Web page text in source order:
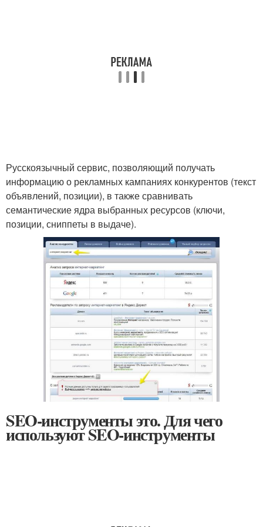
Русскоязычный сервис, позволяющий получать
информацию о рекламных кампаниях конкурентов (текст
объявлений, позиции), в также сравнивать
семантические ядра выбранных ресурсов (ключи,
позиции, сниппеты в выдаче).
SEO-инструменты это. Для чего
используют SEO-инструменты